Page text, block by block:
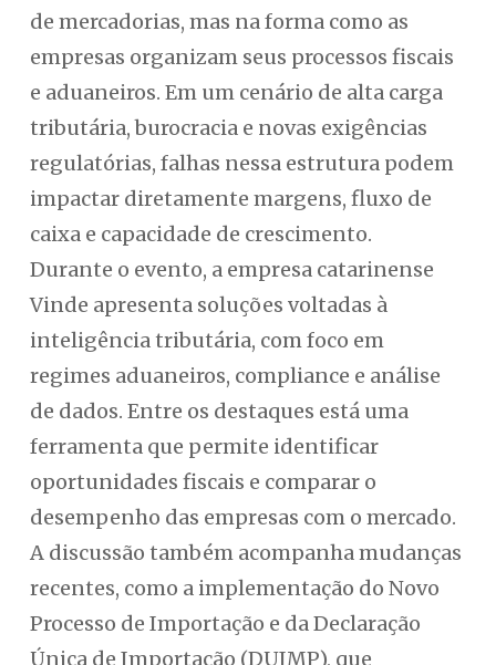
de mercadorias, mas na forma como as
empresas organizam seus processos fiscais
e aduaneiros. Em um cenário de alta carga
tributária, burocracia e novas exigências
regulatórias, falhas nessa estrutura podem
impactar diretamente margens, fluxo de
caixa e capacidade de crescimento.
Durante o evento, a empresa catarinense
Vinde apresenta soluções voltadas à
inteligência tributária, com foco em
regimes aduaneiros, compliance e análise
de dados. Entre os destaques está uma
ferramenta que permite identificar
oportunidades fiscais e comparar o
desempenho das empresas com o mercado.
A discussão também acompanha mudanças
recentes, como a implementação do Novo
Processo de Importação e da Declaração
Única de Importação (DUIMP), que